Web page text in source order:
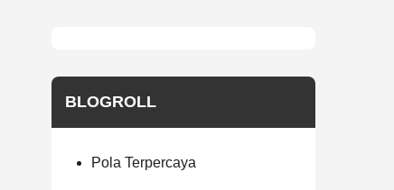
BLOGROLL
Pola Terpercaya